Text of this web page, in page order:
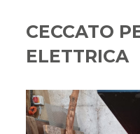
NOSTRO
CECCATO
ELETTRICA
TELESCOPICI